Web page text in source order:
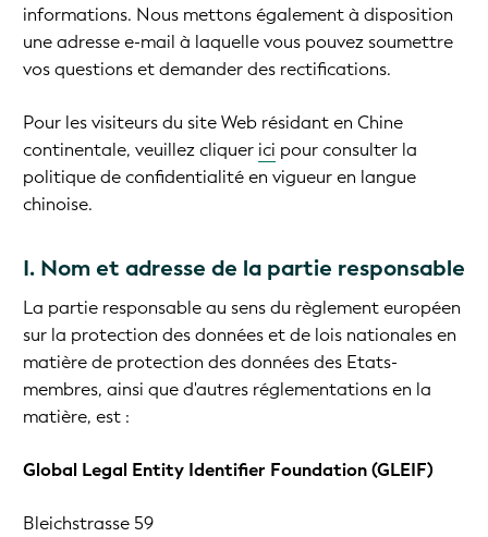
informations. Nous mettons également à disposition
une adresse e-mail à laquelle vous pouvez soumettre
vos questions et demander des rectifications.
Pour les visiteurs du site Web résidant en Chine
continentale, veuillez cliquer ici pour consulter la
politique de confidentialité en vigueur en langue
chinoise.
I. Nom et adresse de la partie responsable
La partie responsable au sens du règlement européen
sur la protection des données et de lois nationales en
matière de protection des données des Etats-
membres, ainsi que d'autres réglementations en la
matière, est :
Global Legal Entity Identifier Foundation (GLEIF)
Bleichstrasse 59